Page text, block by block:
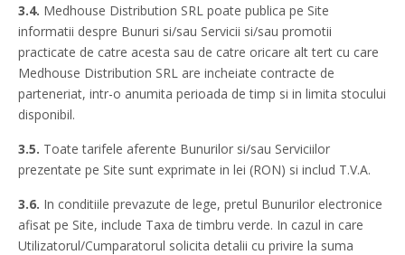
3.4. Medhouse Distribution SRL poate publica pe Site
informatii despre Bunuri si/sau Servicii si/sau promotii
practicate de catre acesta sau de catre oricare alt tert cu care
Medhouse Distribution SRL are incheiate contracte de
parteneriat, intr-o anumita perioada de timp si in limita stocului
disponibil.
3.5. Toate tarifele aferente Bunurilor si/sau Serviciilor
prezentate pe Site sunt exprimate in lei (RON) si includ T.V.A.
3.6. In conditiile prevazute de lege, pretul Bunurilor electronice
afisat pe Site, include Taxa de timbru verde. In cazul in care
Utilizatorul/Cumparatorul solicita detalii cu privire la suma